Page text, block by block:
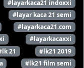
#layarkaca21 indoxxi
#layar kaca 21 semi
#layarkaca21.com
#layarkacaxxi
21
#lk21 2019
#lk21 film semi